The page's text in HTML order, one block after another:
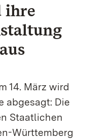
ihre
14. März wird
abgesagt: Die
Staatlichen
Württemberg